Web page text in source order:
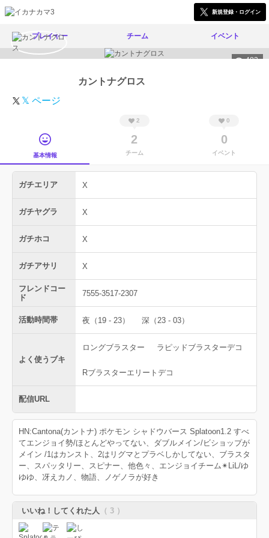
新規登録・ログイン
プレイヤー チーム イベント
483
カントナグロス
𝕏 ページ
基本情報
2
2
チーム
0
0
イベント
ガチエリア X
ガチヤグラ X
ガチホコ X
ガチアサリ X
フレンドコー
ド
7555-3517-2307
活動時間帯 夜（19 - 23） 深（23 - 03）
よく使うブキ
ロングブラスター ラピッドブラスターデコ
Rブラスターエリートデコ
配信URL
HN:Cantona(カントナ) ポケモン シャドウバース Splatoon1.2 すべ
てエンジョイ勢/ほとんどやってない、ダブルメイン/ビショップが
メイン /1はカンスト、2はリグマとプラベしかしてない、ブラスタ
ー、スパッタリー、スピナー、他色々、エンジョイチーム✴︎LiL/ゆ
ゆゆ、冴えカノ、物語、ノゲノラが好き
いいね！してくれた人 （ 3 ）